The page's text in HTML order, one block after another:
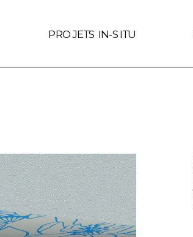
PROJETS IN-SITU